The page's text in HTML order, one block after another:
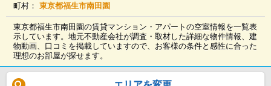
町村：東京都福生市南田園
東京都福生市南田園の賃貸マンション・アパートの空室情報を一覧表
示しています。地元不動産会社が調査・取材した詳細な物件情報、建
物動画、口コミを掲載していますので、お客様の条件と感性に合った
理想のお部屋が探せます。